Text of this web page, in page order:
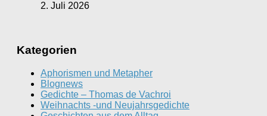
2. Juli 2026
Kategorien
Aphorismen und Metapher
Blognews
Gedichte – Thomas de Vachroi
Weihnachts -und Neujahrsgedichte